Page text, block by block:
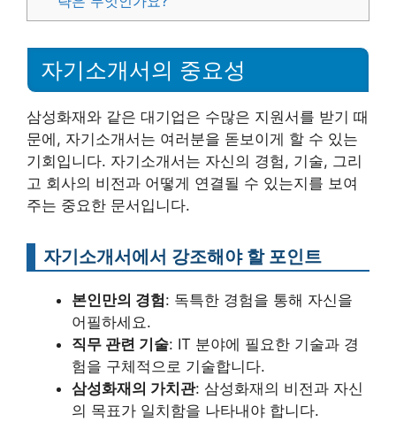
자기소개서의 중요성
삼성화재와 같은 대기업은 수많은 지원서를 받기 때
문에, 자기소개서는 여러분을 돋보이게 할 수 있는
기회입니다. 자기소개서는 자신의 경험, 기술, 그리
고 회사의 비전과 어떻게 연결될 수 있는지를 보여
주는 중요한 문서입니다.
자기소개서에서 강조해야 할 포인트
본인만의 경험: 독특한 경험을 통해 자신을
어필하세요.
직무 관련 기술: IT 분야에 필요한 기술과 경
험을 구체적으로 기술합니다.
삼성화재의 가치관: 삼성화재의 비전과 자신
의 목표가 일치함을 나타내야 합니다.